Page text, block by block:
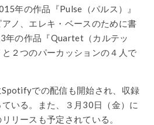
年の作品『Pulse（パルス）』
ノ、エレキ・ベースのために書
年の作品『Quartet（カルテッ
２つのパーカッションの４人で
での配信も開始され、収録
いる。また、３月30日（金）に
リースも予定されている。